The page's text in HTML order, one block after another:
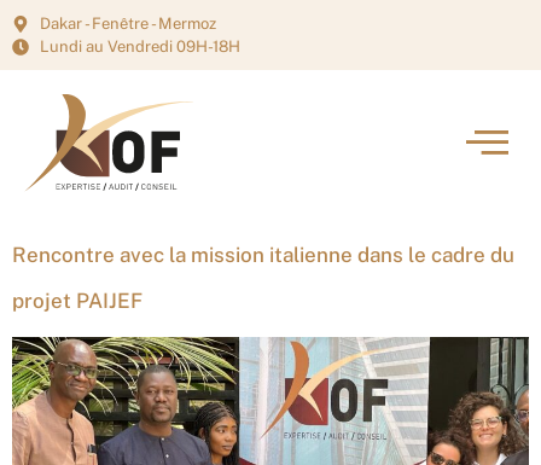
Dakar - Fenêtre - Mermoz
Lundi au Vendredi 09H-18H
Rencontre avec la mission italienne dans le cadre du
projet PAIJEF